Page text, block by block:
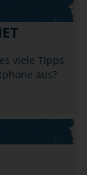
viele Tipps
aus?